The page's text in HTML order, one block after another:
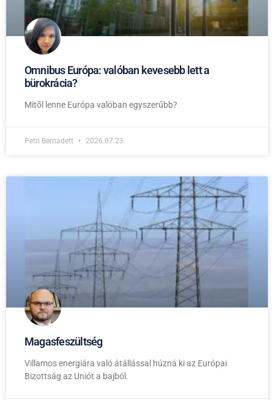
Omnibus Európa: valóban kevesebb lett a
bürokrácia?
Mitől lenne Európa valóban egyszerűbb?
Petri Bernadett 2026.07.23.
Magasfeszültség
Villamos energiára való átállással húzná ki az Európai
Bizottság az Uniót a bajból.